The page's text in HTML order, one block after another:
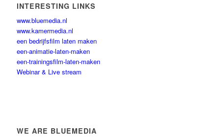
INTERESTING LINKS
www.bluemedia.nl
www.kamermedia.nl
een bedrijfsfilm laten maken
een-animatie-laten-maken
een-trainingsfilm-laten-maken
Webinar & Live stream
WE ARE BLUEMEDIA